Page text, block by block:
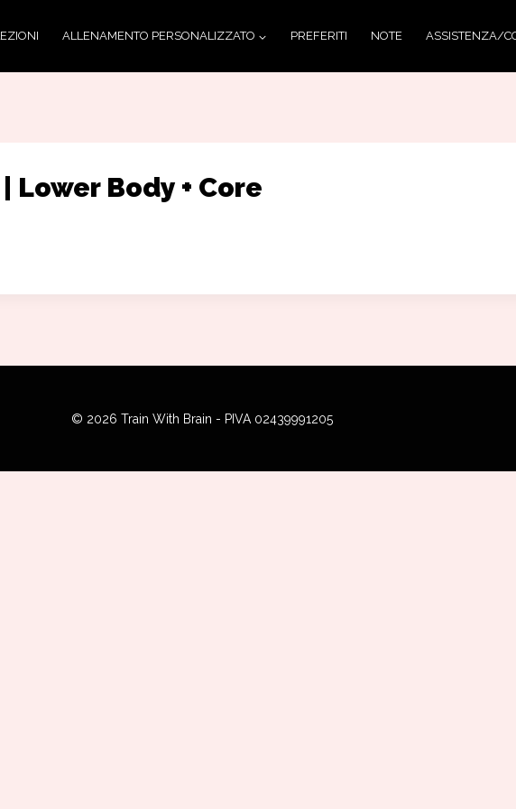
ALLENAMENTO PERSONALIZZATO PREFERITI NOTE ASSISTENZA/
| Lower Body + Core
© 2026 Train With Brain - PIVA 02439991205